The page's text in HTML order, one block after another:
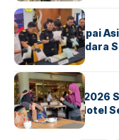
BANDARA BERITA
Kopilot Maskapai
Ekstasi di Bandara
BERITAINDEX
GM For A Day 2026
Operasional Hotel